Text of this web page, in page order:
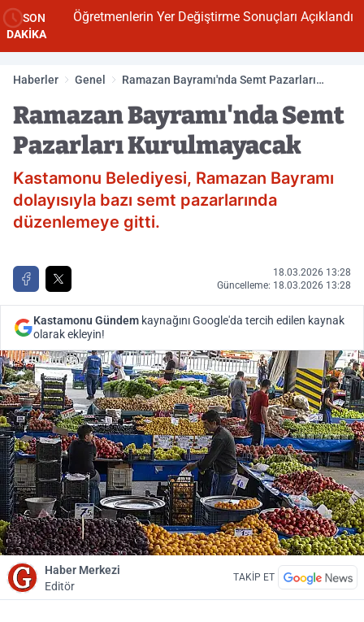
SON
DAKİKA
Öğretmenlerin Yer Değiştirme Sonuçları Açıklandı
Haberler Genel
Ramazan Bayramı'nda Semt Pazarları
Ramazan Bayramı'nda Semt
Pazarları Kurulmayacak
Kastamonu Belediyesi, Ramazan Bayramı
dolayısıyla bazı semt pazarlarında
düzenlemeye gitti.
18.03.2026 13:28
Güncelleme: 18.03.2026 13:28
Kastamonu Gündem kaynağını Google'da tercih edilen kaynak
olarak ekleyin!
Haber Merkezi
Editör
TAKİP ET